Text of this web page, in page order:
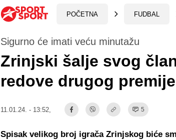
POČETNA FUDBAL
Sigurno će imati veću minutažu
Zrinjski šalje svog
redove drugog
11.01.24. - 13:52, 5
Spisak velikog broj igrača Zrinjskog biće